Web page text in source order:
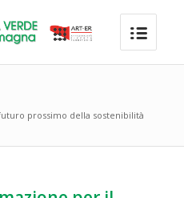
prossimo della sostenibilità